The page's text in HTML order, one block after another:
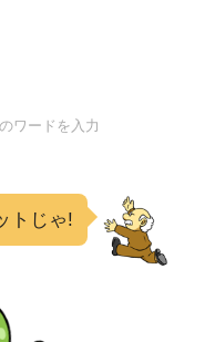
ワードを入力
トじゃ!